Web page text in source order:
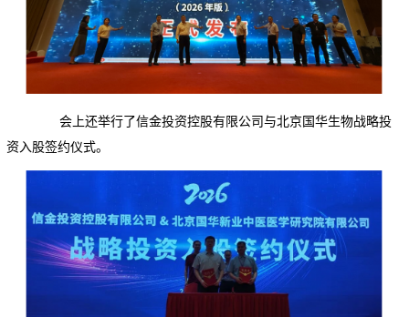
会上还举行了信金投资控股有限公司与北京国华生物战略投
资入股签约仪式。